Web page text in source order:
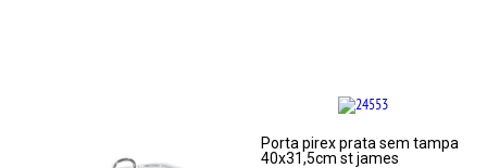
Porta pirex prata sem tampa
40x31,5cm st james